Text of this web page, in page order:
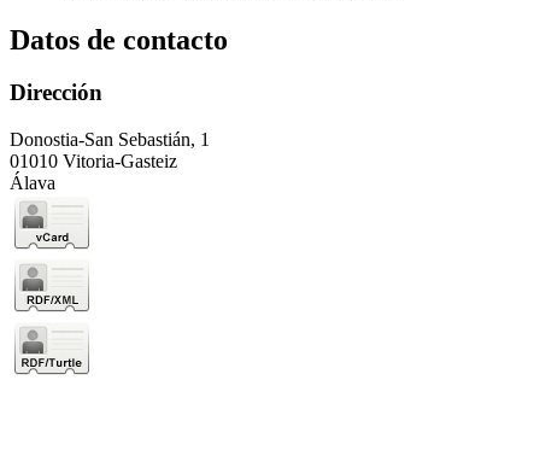
Datos de contacto
Dirección
Donostia-San Sebastián, 1
01010 Vitoria-Gasteiz
Álava